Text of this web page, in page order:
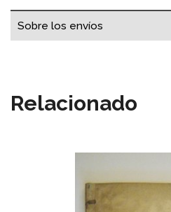
Sobre los envíos
Relacionado